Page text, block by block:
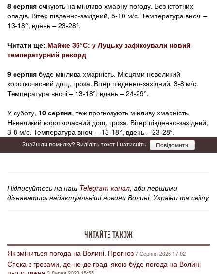
8 серпня очікують на мінливо хмарну погоду. Без істотних
опадів. Вітер південно-західний, 5-10 м/с. Температура вночі –
13-18°, вдень – 23-28°.
Читати ще: Майже 36°С: у Луцьку зафіксували новий
температурний рекорд
9 серпня буде мінлива хмарність. Місцями невеликий
короткочасний дощ, гроза. Вітер південно-західний, 3-8 м/с.
Температура вночі – 13-18°, вдень – 24-29°.
У суботу, 10 серпня, теж прогнозують мінливу хмарність.
Невеликий короткочасний дощ, гроза. Вітер південно-західний,
3-8 м/с. Температура вночі – 13-18°, вдень – 23-28°.
Знайшли помилку? Виділіть текст і натисніть Повідомити
Підписуйтесь на наш Telegram-канал, аби першими
дізнаватись найактуальніші новини Волині, України та світу
ЧИТАЙТЕ ТАКОЖ
Як зміниться погода на Волині. Прогноз7 Серпня 2026 17:02
Спека з грозами, де-не-де град: якою буде погода на Волині
цього тижня